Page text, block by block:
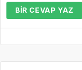
BIR CEVAP YAZ